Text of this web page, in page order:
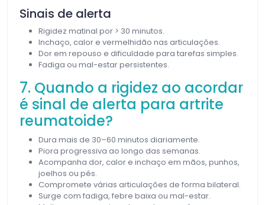
Sinais de alerta
Rigidez matinal por > 30 minutos.
Inchaço, calor e vermelhidão nas articulações.
Dor em repouso e dificuldade para tarefas simples.
Fadiga ou mal-estar persistentes.
7. Quando a rigidez ao acordar
é sinal de alerta para artrite
reumatoide?
Dura mais de 30–60 minutos diariamente.
Piora progressiva ao longo das semanas.
Acompanha dor, calor e inchaço em mãos, punhos,
joelhos ou pés.
Compromete várias articulações de forma bilateral.
Surge com fadiga, febre baixa ou mal-estar.